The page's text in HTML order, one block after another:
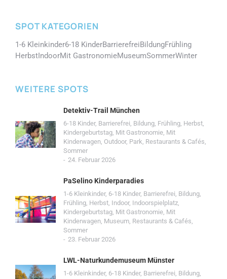
SPOT KATEGORIEN
1-6 Kleinkinder6-18 KinderBarrierefreiBildungFrühling
HerbstIndoorMit GastronomieMuseumSommerWinter
WEITERE SPOTS
Detektiv-Trail München
6-18 Kinder, Barrierefrei, Bildung, Frühling, Herbst,
Kindergeburtstag, Mit Gastronomie, Mit
Kinderwagen, Outdoor, Park, Restaurants & Cafés,
Sommer
24. Februar 2026
PaSelino Kinderparadies
1-6 Kleinkinder, 6-18 Kinder, Barrierefrei, Bildung,
Frühling, Herbst, Indoor, Indoorspielplatz,
Kindergeburtstag, Mit Gastronomie, Mit
Kinderwagen, Museum, Restaurants & Cafés,
Sommer
23. Februar 2026
LWL-Naturkundemuseum Münster
1-6 Kleinkinder, 6-18 Kinder, Barrierefrei, Bildung,